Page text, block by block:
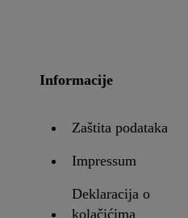
Informacije
Zaštita podataka
Impressum
Deklaracija o
kolačićima